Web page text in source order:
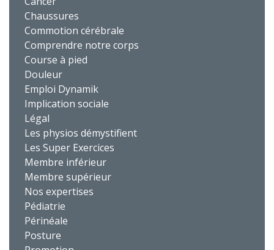
Chaussures
Commotion cérébrale
Comprendre notre corps
Course à pied
Douleur
Emploi Dynamik
Implication sociale
Légal
Les physios démystifient
Les Super Exercices
Membre inférieur
Membre supérieur
Nos expertises
Pédiatrie
Périnéale
Posture